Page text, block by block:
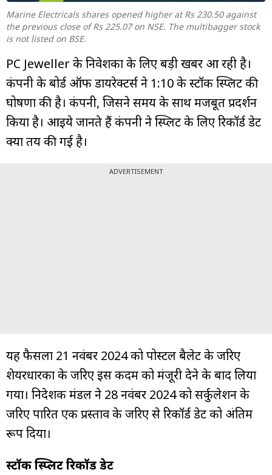
Marine Electricals shares opened higher at Rs 230.50 against
the previous close of Rs 225.07 on NSE. The multibagger stock
is not listed on BSE.
PC Jeweller के निवेशकों के लिए बड़ी खबर आ रही है।
कंपनी के बोर्ड ऑफ डायरेक्टर्स ने 1:10 के स्टॉक स्प्लिट की
घोषणा की है। कंपनी, जिसने समय के साथ मजबूत प्रदर्शन
किया है। आइये जानते हैं कंपनी ने स्प्लिट के लिए रिकॉर्ड डेट
क्या तय की गई है।
ADVERTISEMENT
यह फैसला 21 नवंबर 2024 को पोस्टल बैलेट के जरिए
शेयरधारकों के जरिए इस कदम को मंजूरी देने के बाद लिया
गया। निदेशक मंडल ने 28 नवंबर 2024 को सर्कुलेशन के
जरिए पारित एक प्रस्ताव के जरिए से रिकॉर्ड डेट को अंतिम
रूप दिया।
स्टॉक स्प्लिट रिकॉर्ड डेट